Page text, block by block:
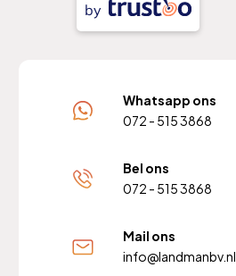
by
Whatsapp ons
072 - 515 3868
Bel ons
072 - 515 3868
Mail ons
info@landmanbv.nl